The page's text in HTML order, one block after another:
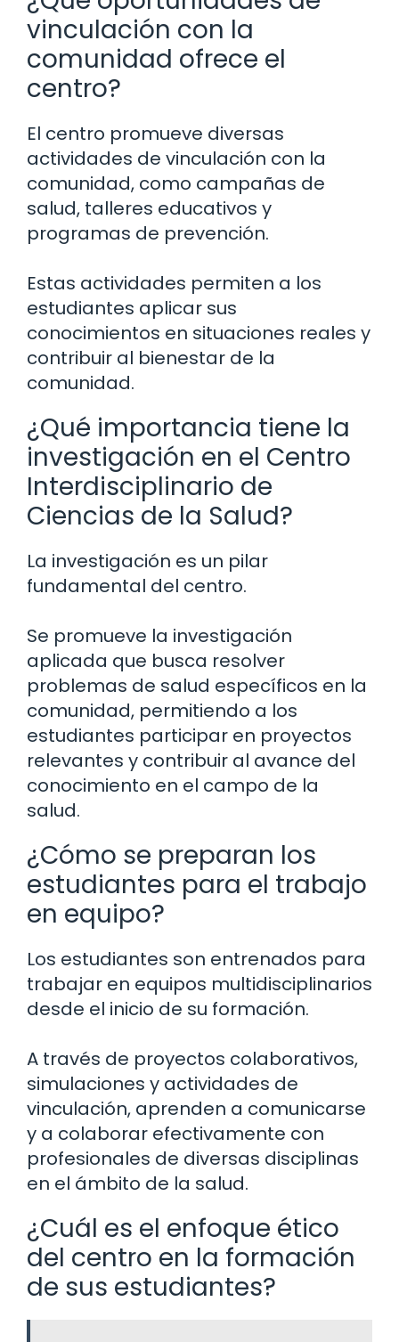
vinculación con la
comunidad ofrece el
centro?
El centro promueve diversas
actividades de vinculación con la
comunidad, como campañas de
salud, talleres educativos y
programas de prevención.
Estas actividades permiten a los
estudiantes aplicar sus
conocimientos en situaciones reales y
contribuir al bienestar de la
comunidad.
¿Qué importancia tiene la
investigación en el Centro
Interdisciplinario de
Ciencias de la Salud?
La investigación es un pilar
fundamental del centro.
Se promueve la investigación
aplicada que busca resolver
problemas de salud específicos en la
comunidad, permitiendo a los
estudiantes participar en proyectos
relevantes y contribuir al avance del
conocimiento en el campo de la
salud.
¿Cómo se preparan los
estudiantes para el trabajo
en equipo?
Los estudiantes son entrenados para
trabajar en equipos multidisciplinarios
desde el inicio de su formación.
A través de proyectos colaborativos,
simulaciones y actividades de
vinculación, aprenden a comunicarse
y a colaborar efectivamente con
profesionales de diversas disciplinas
en el ámbito de la salud.
¿Cuál es el enfoque ético
del centro en la formación
de sus estudiantes?